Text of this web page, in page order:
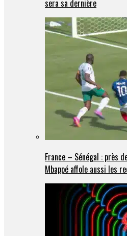
sera sa dernière
France – Sénégal : près
Mbappé affole aussi les